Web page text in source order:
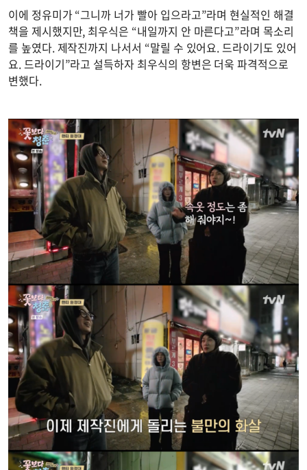
이에 정유미가 “그니까 너가 빨아 입으라고”라며 현실적인 해결
책을 제시했지만, 최우식은 “내일까지 안 마른다고”라며 목소리
를 높였다. 제작진까지 나서서 “말릴 수 있어요. 드라이기도 있어
요. 드라이기”라고 설득하자 최우식의 항변은 더욱 파격적으로
변했다.